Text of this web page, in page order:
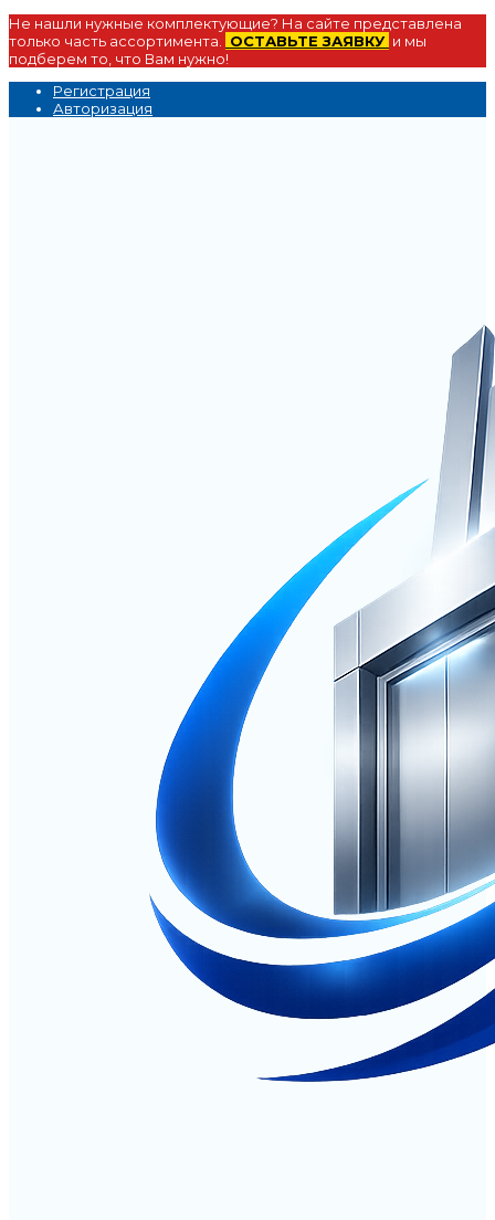
Не нашли нужные комплектующие? На сайте представлена
только часть ассортимента.
ОСТАВЬТЕ ЗАЯВКУ и мы
подберем то, что Вам нужно!
Регистрация
Авторизация